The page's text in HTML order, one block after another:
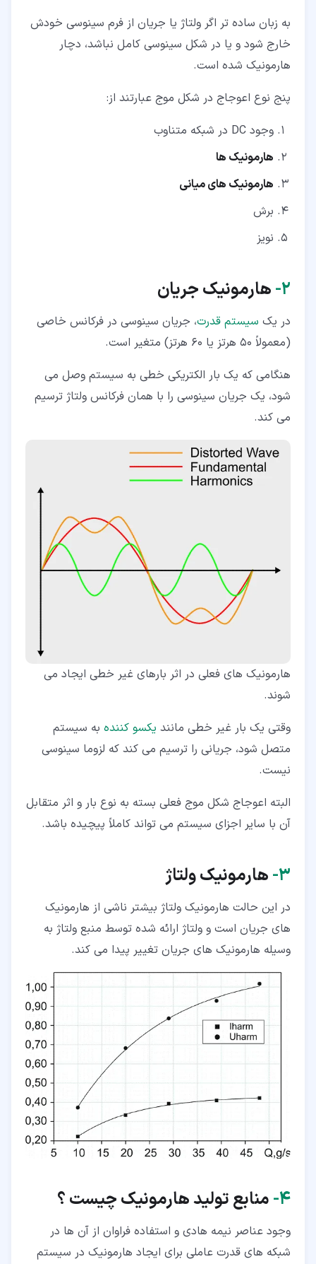
به زبان ساده تر اگر ولتاژ یا جریان از فرم سینوسی خودش
خارج شود و یا در شکل سینوسی کامل نباشد، دچار
هارمونیک شده است.
پنج نوع اعوجاج در شکل موج عبارتند از:
وجود DC در شبکه متناوب
هارمونیک ها
هارمونیک های میانی
برش
نویز
۲‏- هارمونیک جریان
در یک سیستم قدرت، جریان سینوسی در فرکانس خاصی
(معمولاً 50 هرتز یا 60 هرتز) متغیر است.
هنگامی که یک بار الکتریکی خطی به سیستم وصل می
شود، یک جریان سینوسی را با همان فرکانس ولتاژ ترسیم
می کند.
هارمونیک های فعلی در اثر بارهای غیر خطی ایجاد می
شوند.
وقتی یک بار غیر خطی مانند یکسو کننده به سیستم
متصل شود، جریانی را ترسیم می کند که لزوما سینوسی
نیست.
البته اعوجاج شکل موج فعلی بسته به نوع بار و اثر متقابل
آن با سایر اجزای سیستم می تواند کاملاً پیچیده باشد.
۳‏- هارمونیک ولتاژ
در این حالت هارمونیک ولتاژ بیشتر ناشی از هارمونیک
های جریان است و ولتاژ ارائه شده توسط منبع ولتاژ به
وسیله هارمونیک های جریان تغییر پیدا می کند.
۴‏- منابع تولید هارمونیک چیست ؟
وجود عناصر نیمه هادی و استفاده فراوان از آن ها در
شبکه های قدرت عاملی برای ایجاد هارمونیک در سیستم